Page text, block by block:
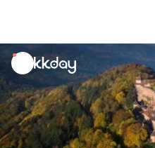
unread
notifications